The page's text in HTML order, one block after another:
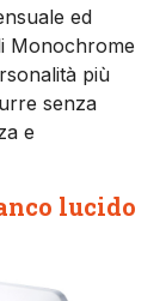
ed
Monochrome
più
senza
e
lucido